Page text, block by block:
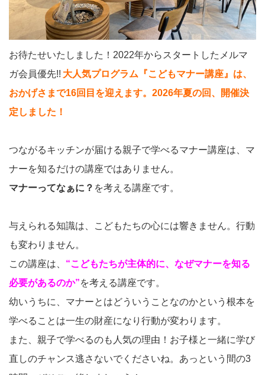
お待たせいたしました！2022年からスタートしたメルマ
ガ会員優先!! 大人気プログラム『こどもマナー講座』は、
おかげさまで16回目を迎えます。2026年夏の回、開催決
定しました！
つながるキッチンが届ける親子で学べるマナー講座は、マ
ナーを知るだけの講座ではありません。
マナーってなぁに？ を考える講座です。
与えられる知識は、こどもたちの心には響きません。行動
も変わりません。
この講座は、 “こどもたちが主体的に、なぜマナーを知る
必要があるのか”を考える講座です。
幼いうちに、マナーとはどういうことなのかという根本を
学べることは一生の財産になり行動が変わります。
また、親子で学べるのも人気の理由！お子様と一緒に学び
直しのチャンス逃さないでくださいね。あっという間の3